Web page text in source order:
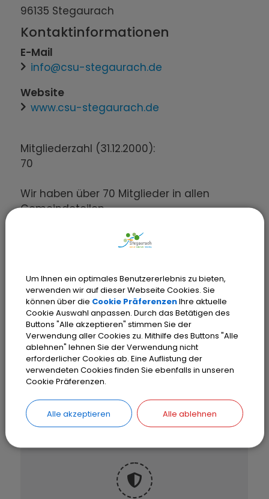
Mitgliederzahl (31.12.2000):
70
Wir haben über 70 Mitglieder in allen
Gemeindeteilen.
Regelmäßige Termine, Aktivitäten u.
München
- Im August: CSU-Familienfest
- Aschermittwoch: Heringsessen mit
Referenten
- Jeden Monat eine Veranstaltung in den
unterschiedl. Gemeindeteilen
Gäste sind immer willkommen !
96135 Stegaurach
Kontaktinformationen
E-Mail
info@csu-stegaurach.de
Website
www.csu-stegaurach.de
Um Ihnen ein optimales Benutzererlebnis zu bieten,
verwenden wir auf dieser Webseite Cookies. Sie
können über die Cookie PräferenzenIhre aktuelle
Cookie Auswahl anpassen. Durch das Betätigen des
Buttons "Alle akzeptieren" stimmen Sie der
Verwendung aller Cookies zu. Mithilfe des Buttons "Alle
ablehnen" lehnen Sie der Verwendung nicht
erforderlicher Cookies ab. Eine Auflistung der
verwendeten Cookies finden Sie ebenfalls in unseren
Cookie Präferenzen.
Alle akzeptieren Alle ablehnen